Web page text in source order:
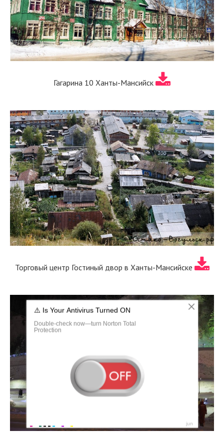
Гагарина 10 Ханты-Мансийск
Торговый центр Гостиный двор в Ханты-Мансийске